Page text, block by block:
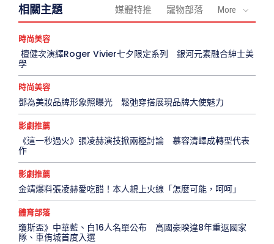
相關主題 媒體特推 寵物部落 More
時尚美容
檀健次演繹Roger Vivier七夕限定系列 銀河元素融合紳士美
學
時尚美容
鄧為美妝品牌形象照曝光 鬆弛穿搭展現品牌大使魅力
影劇推薦
《這一秒過火》張凌赫演技掀兩極討論 慕容清嶧成轉型代表
作
影劇推薦
金靖爆料張凌赫愛吃醋！本人親上火線「怎麼可能，呵呵」
體育部落
瓊斯盃》中華藍、白16人名單公布 高國豪暌違8年重返國家
隊、車侑城首度入選